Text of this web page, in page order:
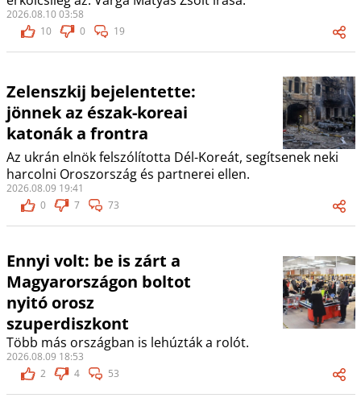
2026.08.10 03:58
10
0 19
Zelenszkij bejelentette:
jönnek az észak-koreai
katonák a frontra
Az ukrán elnök felszólította Dél-Koreát, segítsenek neki
harcolni Oroszország és partnerei ellen.
2026.08.09 19:41
0
7 73
Ennyi volt: be is zárt a
Magyarországon boltot
nyitó orosz
szuperdiszkont
Több más országban is lehúzták a rolót.
2026.08.09 18:53
2
4 53